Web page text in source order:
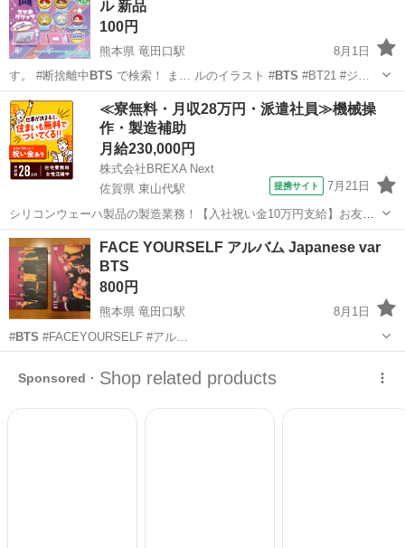
ル 新品
100円
熊本県 竜田口駅
8月1日
す。 #断捨離中 BTS で検索！ ま… ルのイラスト #BTS #BT21 #ジ…
熊本 熊本市 竜田口駅 携帯アクセサリー BTS
≪寮無料・月収28万円・派遣社員≫機械操
作・製造補助
月給230,000円
株式会社BREXA Next
佐賀県 東山代駅
提携サイト 7月21日
シリコンウェーハ製品の製造業務！【入社祝い金10万円支給】お友達
やカップルとの応募OK◎年間休日129日＆休出なしでプライベート充
実♪業務はクリーンルームで快適作業◎自社正社員登用制度あり★1食
300円～の格安食堂あり！《佐...
佐賀 伊万里市
FACE YOURSELF アルバム Japanese var
BTS
800円
熊本県 竜田口駅
8月1日
#BTS #FACEYOURSELF #アル…